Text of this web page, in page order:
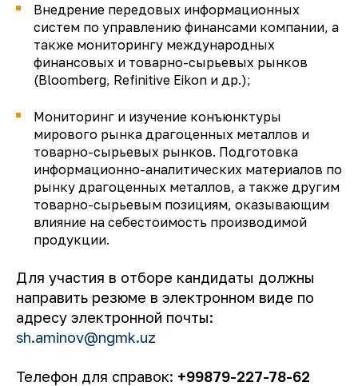
Внедрение передовых информационных
систем по управлению финансами компании, а
также мониторингу международных
финансовых и товарно-сырьевых рынков
(Bloomberg, Refinitive Eikon и др.);
Мониторинг и изучение конъюнктуры
мирового рынка драгоценных металлов и
товарно-сырьевых рынков. Подготовка
информационно-аналитических материалов по
рынку драгоценных металлов, а также другим
товарно-сырьевым позициям, оказывающим
влияние на себестоимость производимой
продукции.
Для участия в отборе кандидаты должны
направить резюме в электронном виде по
адресу электронной почты:
sh.aminov@ngmk.uz
Телефон для справок: +99879-227-78-62